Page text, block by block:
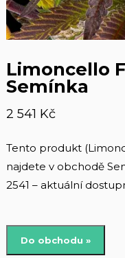
Limoncello
Semínka
2 541 Kč
Tento produkt
najdete v obchodě
2541 – aktuální
Do obchodu »